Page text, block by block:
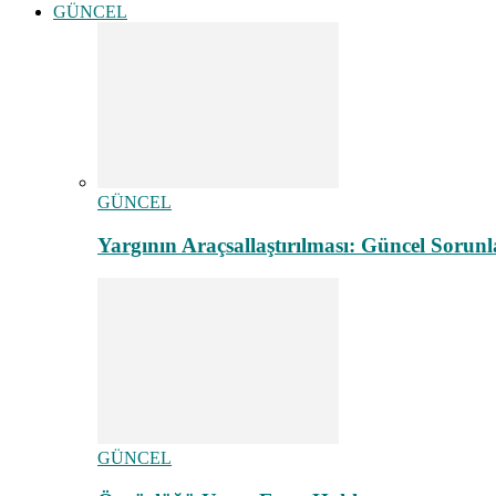
GÜNCEL
GÜNCEL
Yargının Araçsallaştırılması: Güncel
GÜNCEL